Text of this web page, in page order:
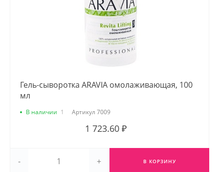
Гель-сыворотка ARAVIA омолаживающая, 100
мл
В наличии 1 Артикул 7009
1 723.60 ₽
- + В КОРЗИНУ